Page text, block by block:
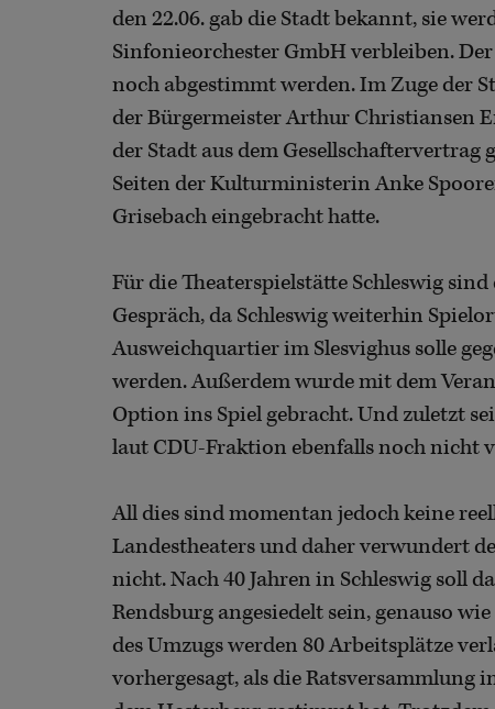
den 22.06. gab die Stadt bekannt, sie
Sinfonieorchester GmbH verbleiben.
noch abgestimmt werden. Im Zuge der
der Bürgermeister Arthur Christiansen
der Stadt aus dem
Seiten der Kulturministerin Anke
Grisebach eingebracht hatte.
Für die Theaterspielstätte Schleswig
Gespräch, da Schleswig weiterhin
Ausweichquartier im Slesvighus solle
werden. Außerdem wurde mit dem
Option ins Spiel gebracht. Und zuletzt
laut CDU-Fraktion ebenfalls noch nicht
All dies sind momentan jedoch keine
Landestheaters und daher verwundert
nicht. Nach 40 Jahren in Schleswig soll
Rendsburg angesiedelt sein, genauso
des Umzugs werden 80 Arbeitsplätze
vorhergesagt, als die Ratsversammlung